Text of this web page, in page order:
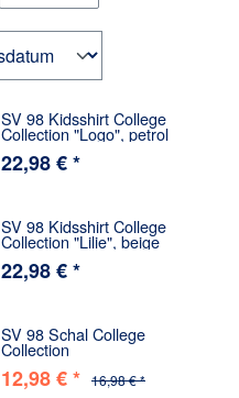
SV 98 Kidsshirt College
Collection "Logo", petrol
22,98 € *
SV 98 Kidsshirt College
Collection "Lilie", beige
22,98 € *
SV 98 Schal College
Collection
12,98 € * 16,98 € *